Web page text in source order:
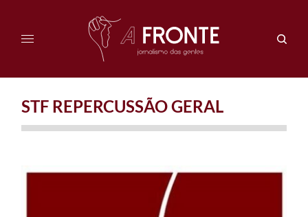
STF REPERCUSSÃO GERAL